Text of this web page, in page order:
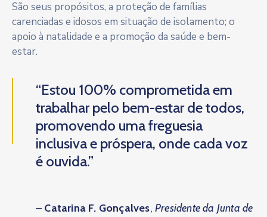
São seus propósitos, a proteção de famílias
carenciadas e idosos em situação de isolamento; o
apoio à natalidade e a promoção da saúde e bem-
estar.
“Estou 100% comprometida em
trabalhar pelo bem-estar de todos,
promovendo uma freguesia
inclusiva e próspera, onde cada voz
é ouvida.”
– Catarina F. Gonçalves, Presidente da Junta de